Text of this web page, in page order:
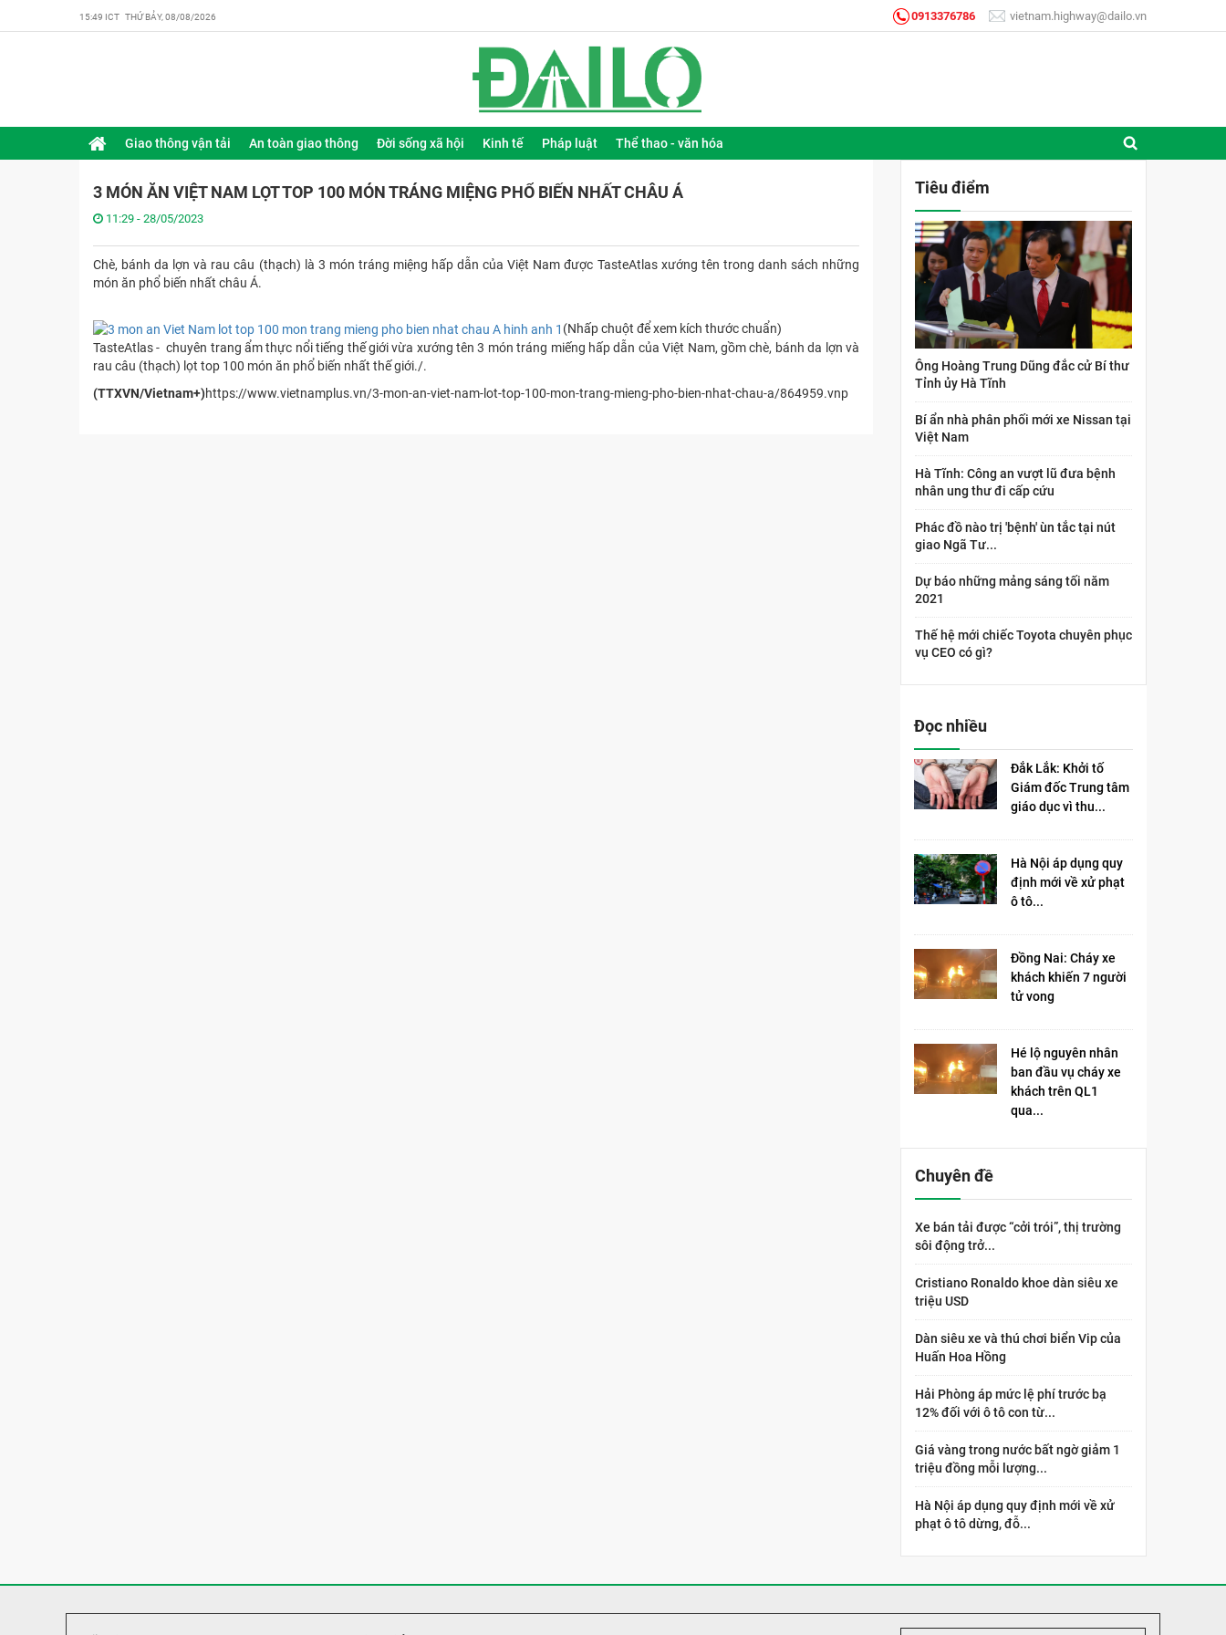
15:49 ICT THỨ BẢY, 08/08/2026 0913376786 vietnam.highway@dailo.vn
Giao thông vận tải An toàn giao thông Đời sống xã hội Kinh tế Pháp luật Thể thao - văn hóa
3 MÓN ĂN VIỆT NAM LỌT TOP 100 MÓN TRÁNG MIỆNG PHỔ BIẾN NHẤT CHÂU Á
11:29 - 28/05/2023
Chè, bánh da lợn và rau câu (thạch) là 3 món tráng miệng hấp dẫn của Việt Nam được TasteAtlas xướng tên trong danh sách những
món ăn phổ biến nhất châu Á.
(Nhấp chuột để xem kích thước chuẩn)
TasteAtlas - chuyên trang ẩm thực nổi tiếng thế giới vừa xướng tên 3 món tráng miếng hấp dẫn của Việt Nam, gồm chè, bánh da lợn và
rau câu (thạch) lọt top 100 món ăn phổ biến nhất thế giới./.
(TTXVN/Vietnam+)https://www.vietnamplus.vn/3-mon-an-viet-nam-lot-top-100-mon-trang-mieng-pho-bien-nhat-chau-a/864959.vnp
Tiêu điểm
Ông Hoàng Trung Dũng đắc cử Bí thư
Tỉnh ủy Hà Tĩnh
Bí ẩn nhà phân phối mới xe Nissan tại
Việt Nam
Hà Tĩnh: Công an vượt lũ đưa bệnh
nhân ung thư đi cấp cứu
Phác đồ nào trị 'bệnh' ùn tắc tại nút
giao Ngã Tư...
Dự báo những mảng sáng tối năm
2021
Thế hệ mới chiếc Toyota chuyên phục
vụ CEO có gì?
Đọc nhiều
Đắk Lắk: Khởi tố
Giám đốc Trung tâm
giáo dục vì thu...
Hà Nội áp dụng quy
định mới về xử phạt
ô tô...
Đồng Nai: Cháy xe
khách khiến 7 người
tử vong​
Hé lộ nguyên nhân
ban đầu vụ cháy xe
khách trên QL1
qua...
Chuyên đề
Xe bán tải được “cởi trói”, thị trường
sôi động trở...
Cristiano Ronaldo khoe dàn siêu xe
triệu USD
Dàn siêu xe và thú chơi biển Vip của
Huấn Hoa Hồng
Hải Phòng áp mức lệ phí trước bạ
12% đối với ô tô con từ...
Giá vàng trong nước bất ngờ giảm 1
triệu đồng mỗi lượng...
Hà Nội áp dụng quy định mới về xử
phạt ô tô dừng, đỗ...